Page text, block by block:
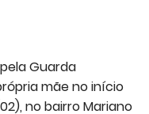
Guarda
mãe no início
no bairro Mariano